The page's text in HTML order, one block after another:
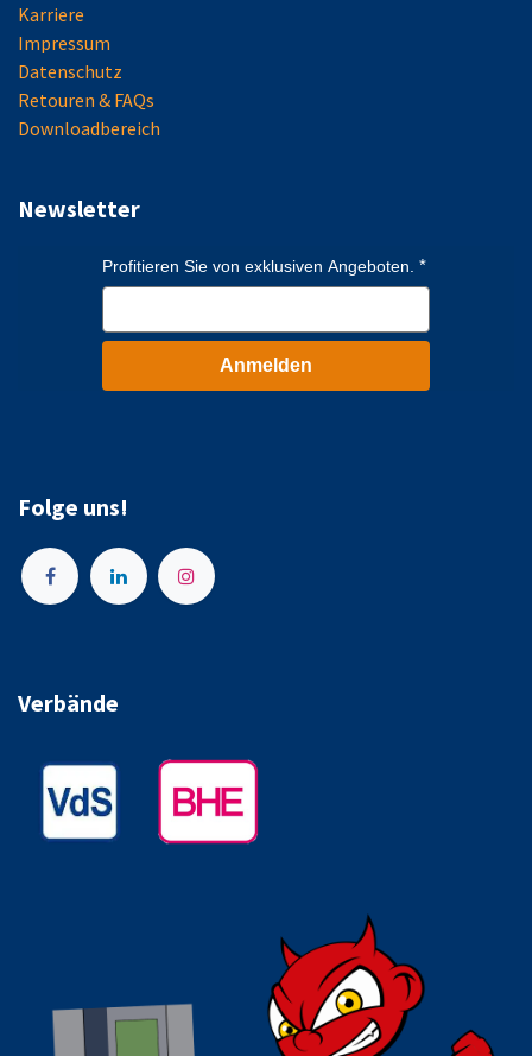
Karriere
Impressum
Datenschutz
Retouren & FAQs
Downloadbereich
Newsletter
Profitieren Sie von exklusiven Angeboten.
Anmelden
Folge uns!
Verbände